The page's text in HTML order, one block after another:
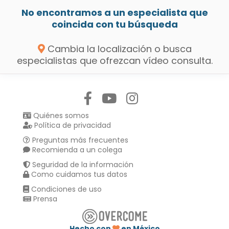
No encontramos a un especialista que
coincida con tu búsqueda
Cambia la localización o busca
especialistas que ofrezcan vídeo consulta.
Quiénes somos
Política de privacidad
Preguntas más frecuentes
Recomienda a un colega
Seguridad de la información
Como cuidamos tus datos
Condiciones de uso
Prensa